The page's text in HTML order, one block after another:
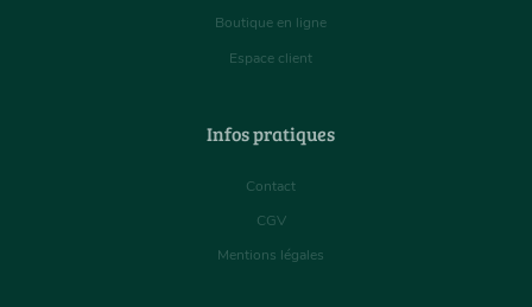
Boutique en ligne
Espace client
Infos pratiques
Contact
CGV
Mentions légales